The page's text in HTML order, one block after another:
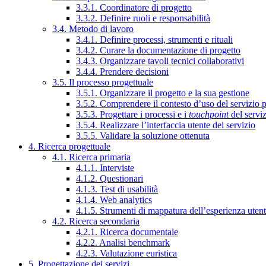
3.3.1. Coordinatore di progetto
3.3.2. Definire ruoli e responsabilità
3.4. Metodo di lavoro
3.4.1. Definire processi, strumenti e rituali
3.4.2. Curare la documentazione di progetto
3.4.3. Organizzare tavoli tecnici collaborativi
3.4.4. Prendere decisioni
3.5. Il processo progettuale
3.5.1. Organizzare il progetto e la sua gestione
3.5.2. Comprendere il contesto d’uso del servizio
3.5.3. Progettare i processi e i touchpointdel
3.5.4. Realizzare l’interfaccia utente del servizio
3.5.5. Validare la soluzione ottenuta
4. Ricerca progettuale
4.1. Ricerca primaria
4.1.1. Interviste
4.1.2. Questionari
4.1.3. Test di usabilità
4.1.4. Web analytics
4.1.5. Strumenti di mappatura dell’esperienza
4.2. Ricerca secondaria
4.2.1. Ricerca documentale
4.2.2. Analisi benchmark
4.2.3. Valutazione euristica
5. Progettazione dei servizi